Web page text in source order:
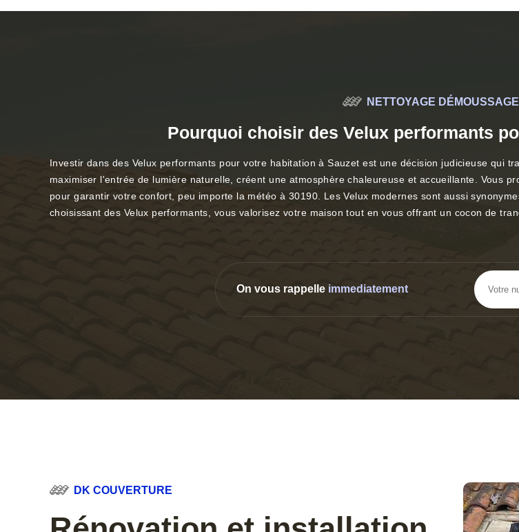
NETTOYAGE
Pourquoi choisir des Velux performants
Investir dans des Velux performants pour votre habitation à Sauzet est une décision judicieuse qui
maximiser l'entrée de lumière naturelle, créent une atmosphère chaleureuse et accueillante. Vous
pour garantir votre confort, peu importe la météo à 30190. Les Velux modernes sont aussi
choisissant des Velux performants, vous valorisez votre maison tout en vous offrant un cocon de
On vous rappelle immediatement
DK COUVERTURE